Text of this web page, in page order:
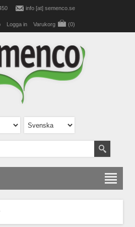
info [at] semenco.se
Logga in Varukorg (0)